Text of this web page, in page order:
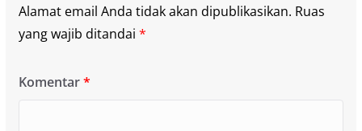
Alamat email Anda tidak akan dipublikasikan. Ruas
yang wajib ditandai *
Komentar*